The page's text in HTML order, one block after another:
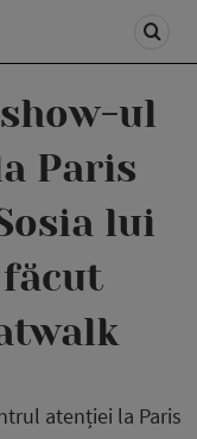
ul
Paris
lui
făcut
atenției la Paris